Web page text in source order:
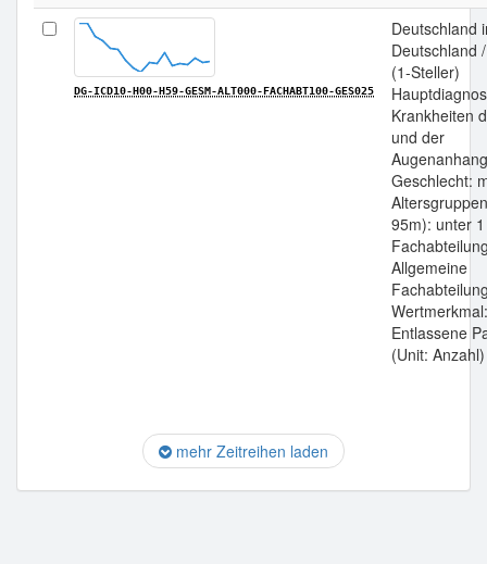
DG-ICD10-H00-H59-GESM-ALT000-FACHABT100-GES025
Deutschland
Deutschland
(1-Steller)
Krankheiten
und der
Geschlecht:
95m): unter
Allgemeine
Wertmerkmal:
Entlassene
(Unit: Anzahl)
mehr Zeitreihen laden